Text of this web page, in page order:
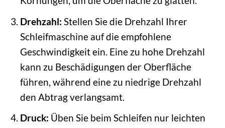
Drehzahl: Stellen Sie die Drehzahl Ihrer
Schleifmaschine auf die empfohlene
Geschwindigkeit ein. Eine zu hohe Drehzahl
kann zu Beschädigungen der Oberfläche
führen, während eine zu niedrige Drehzahl
den Abtrag verlangsamt.
Druck: Üben Sie beim Schleifen nur leichten